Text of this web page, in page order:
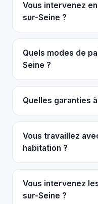
Vous intervenez
sur-Seine ?
Quels modes de
Seine ?
Quelles garanties
Vous travaillez
habitation ?
Vous intervenez
sur-Seine ?